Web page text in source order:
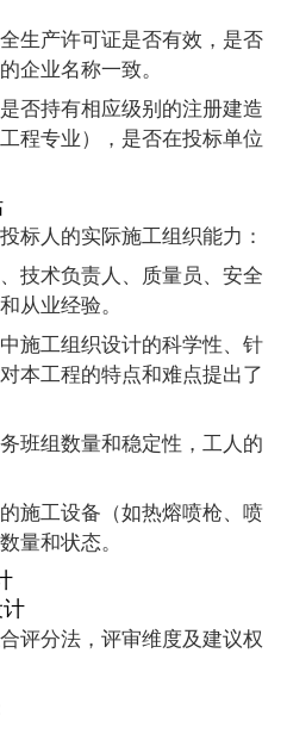
全生产许可证是否有效，是否
企业名称一致。
否持有相应级别的注册建造
程专业），是否在投标单位
标人的实际施工组织能力：
技术负责人、质量员、安全
从业经验。
施工组织设计的科学性、针
本工程的特点和难点提出了
班组数量和稳定性，工人的
施工设备（如热熔喷枪、喷
量和状态。
评分法，评审维度及建议权